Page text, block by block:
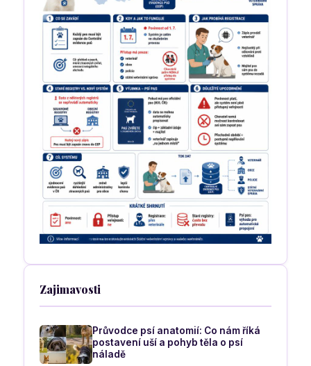
Zajimavosti
Průvodce psí anatomií: Co nám říká
postavení uší a pohyb těla o psí
náladě